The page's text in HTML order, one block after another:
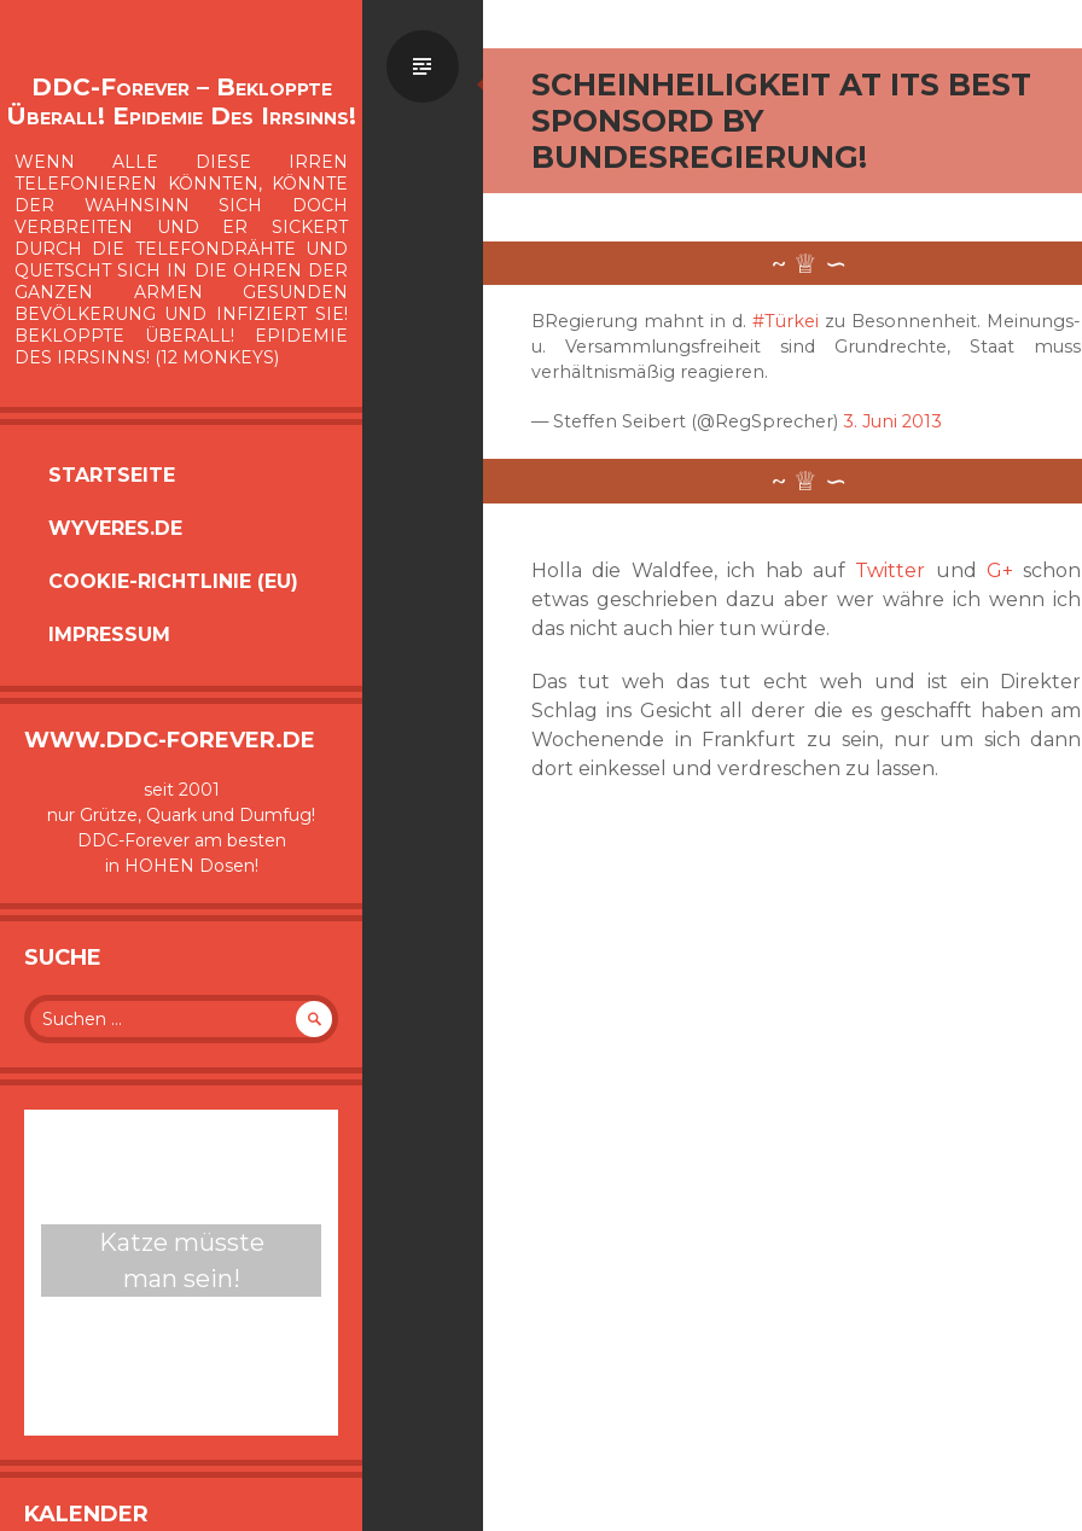
DDC-Forever – Bekloppte
Überall! Epidemie Des Irrsinns!
WENN ALLE DIESE IRREN
TELEFONIEREN KÖNNTEN, KÖNNTE
DER WAHNSINN SICH DOCH
VERBREITEN UND ER SICKERT
DURCH DIE TELEFONDRÄHTE UND
QUETSCHT SICH IN DIE OHREN DER
GANZEN ARMEN GESUNDEN
BEVÖLKERUNG UND INFIZIERT SIE!
BEKLOPPTE ÜBERALL! EPIDEMIE
DES IRRSINNS! (12 MONKEYS)
SPRINGEN
STARTSEITE
WYVERES.DE
COOKIE-RICHTLINIE (EU)
IMPRESSUM
WWW.DDC-FOREVER.DE
seit 2001
nur Grütze, Quark und Dumfug!
DDC-Forever am besten
in HOHEN Dosen!
SUCHE
Suche
nach:
Katze müsste
man sein!
KALENDER
SCHEINHEILIGKEIT AT ITS BEST
SPONSORD BY
BUNDESREGIERUNG!
Standard
BRegierung mahnt in d.#Türkei zu Besonnenheit. Meinungs-
u. Versammlungsfreiheit sind Grundrechte, Staat muss
verhältnismäßig reagieren.
— Steffen Seibert (@RegSprecher) 3. Juni 2013
Holla die Waldfee, ich hab auf Twitter undG+ schon
etwas geschrieben dazu aber wer währe ich wenn ich
das nicht auch hier tun würde.
Das tut weh das tut echt weh und ist ein Direkter
Schlag ins Gesicht all derer die es geschafft haben am
Wochenende in Frankfurt zu sein, nur um sich dann
dort einkessel und verdreschen zu lassen.